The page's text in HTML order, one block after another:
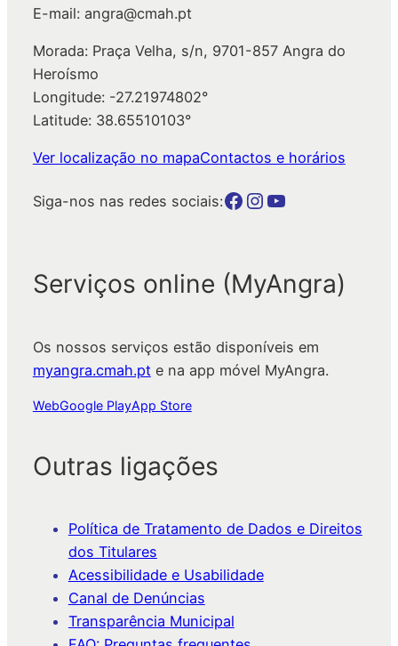
E-mail: angra@cmah.pt
Morada: Praça Velha, s/n, 9701-857 Angra do
Heroísmo
Longitude: -27.21974802°
Latitude: 38.65510103°
Ver localização no mapaContactos e horários
Siga-nos nas redes sociais:Botão para a página da autarquia no Facebook Botão para a página da autarquia no Instagram Botão para a página da autarquia no Youtube
Serviços online (MyAngra)
Os nossos serviços estão disponíveis em
myangra.cmah.pt e na app móvel MyAngra.
WebGoogle PlayApp Store
Outras ligações
Política de Tratamento de Dados e Direitos
dos Titulares
Acessibilidade e Usabilidade
Canal de Denúncias
Transparência Municipal